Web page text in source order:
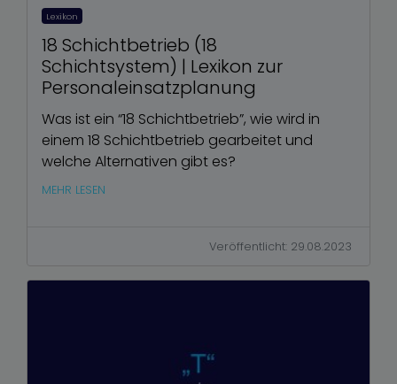
Lexikon
18 Schichtbetrieb (18
Schichtsystem) | Lexikon zur
Personaleinsatzplanung
Was ist ein “18 Schichtbetrieb”, wie wird in
einem 18 Schichtbetrieb gearbeitet und
welche Alternativen gibt es?
MEHR LESEN
Veröffentlicht: 29.08.2023